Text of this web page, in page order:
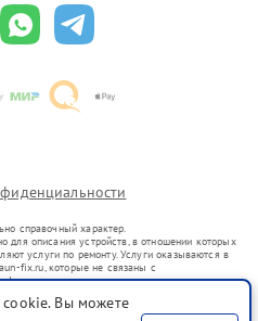
справочный характер.
для описания устройств, в отношении которых
услуги по ремонту. Услуги оказываются в
fix.ru, которые не связаны с
представителями.
в гражданский оборот в соответствии
cookie. Вы можете